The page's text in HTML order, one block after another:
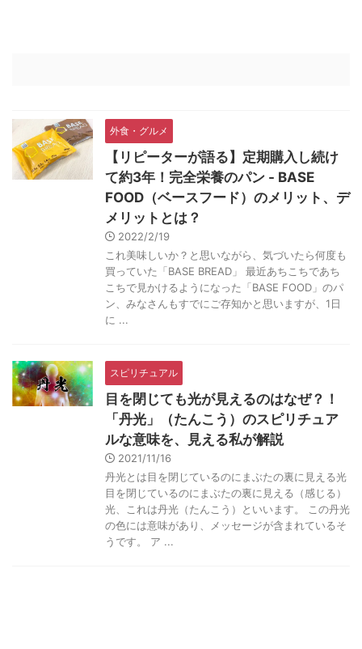
外食・グルメ
【リピーターが語る】定期購入し続け
て約3年！完全栄養のパン - BASE
FOOD（ベースフード）のメリット、デ
メリットとは？
2022/2/19
これ美味しいか？と思いながら、気づいたら何度も
買っていた「BASE BREAD」 最近あちこちであち
こちで見かけるようになった「BASE FOOD」のパ
ン、みなさんもすでにご存知かと思いますが、1日
に ...
スピリチュアル
目を閉じても光が見えるのはなぜ？！
「丹光」（たんこう）のスピリチュア
ルな意味を、見える私が解説
2021/11/16
丹光とは目を閉じているのにまぶたの裏に見える光
目を閉じているのにまぶたの裏に見える（感じる）
光、これは丹光（たんこう）といいます。 この丹光
の色には意味があり、メッセージが含まれているそ
うです。 ア ...